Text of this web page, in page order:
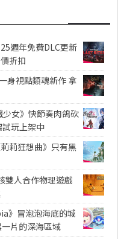
週年免費DLC更新
折扣
身視點類魂新作 拿
少女》快節奏肉鴿砍
玩上架中
莉狂想曲》只有黑
雙人合作物理遊戲
》冒泡泡海底的城
片的深海區域